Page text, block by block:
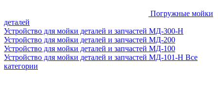
Погружные мойки
деталей
Устройство для мойки деталей и запчастей МД-300-H
Устройство для мойки деталей и запчастей МД-200
Устройство для мойки деталей и запчастей МД-100
Устройство для мойки деталей и запчастей МД-101-Н Все
категории